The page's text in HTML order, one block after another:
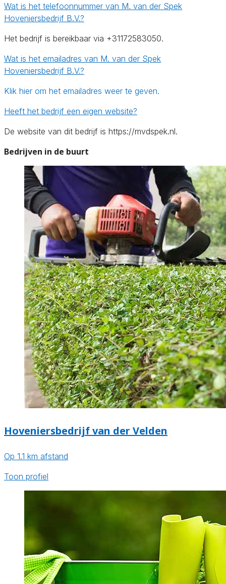
Wat is het telefoonnummer van M. van der Spek
Hoveniersbedrijf B.V.?
Het bedrijf is bereikbaar via +31172583050.
Wat is het emailadres van M. van der Spek
Hoveniersbedrijf B.V.?
Klik hier om het emailadres weer te geven.
Heeft het bedrijf een eigen website?
De website van dit bedrijf is https://mvdspek.nl.
Bedrijven in de buurt
Hoveniersbedrijf van der Velden
Op 1.1 km afstand
Toon profiel